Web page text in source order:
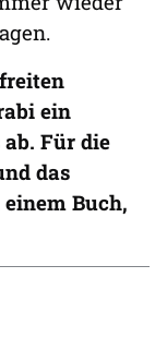
ein
Für die
das
Buch,